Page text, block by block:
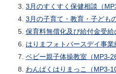
3月のすくすく保健相談（
3月の子育て・教育・子ども
保育料無償化及び給付金受給
はりまフォトバースデイ事業
ベビー親子体操教室（MP3-
わんぱくはりまっこ（MP3-